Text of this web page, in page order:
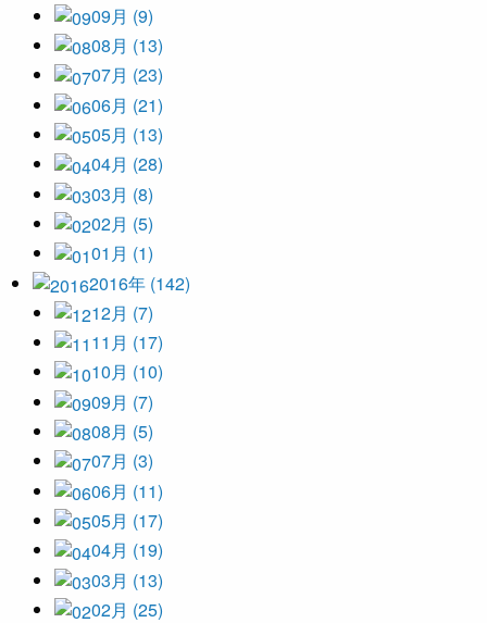
09月 (9)
08月 (13)
07月 (23)
06月 (21)
05月 (13)
04月 (28)
03月 (8)
02月 (5)
01月 (1)
2016年 (142)
12月 (7)
11月 (17)
10月 (10)
09月 (7)
08月 (5)
07月 (3)
06月 (11)
05月 (17)
04月 (19)
03月 (13)
02月 (25)